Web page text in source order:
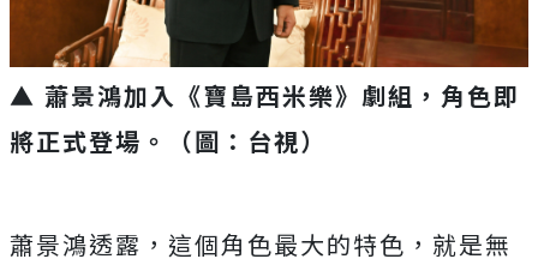
▲ 蕭景鴻加入《寶島西米樂》劇組，角色即
將正式登場。（圖：台視）
蕭景鴻透露， 這個角色最大的特色，就是無